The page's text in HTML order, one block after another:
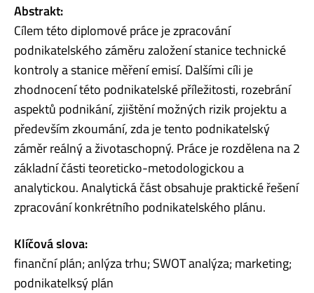
Abstrakt:
Cílem této diplomové práce je zpracování
podnikatelského záměru založení stanice technické
kontroly a stanice měření emisí. Dalšími cíli je
zhodnocení této podnikatelské příležitosti, rozebrání
aspektů podnikání, zjištění možných rizik projektu a
především zkoumání, zda je tento podnikatelský
záměr reálný a životaschopný. Práce je rozdělena na 2
základní části teoreticko-metodologickou a
analytickou. Analytická část obsahuje praktické řešení
zpracování konkrétního podnikatelského plánu.
Klíčová slova:
finanční plán; anlýza trhu; SWOT analýza; marketing;
podnikatelksý plán